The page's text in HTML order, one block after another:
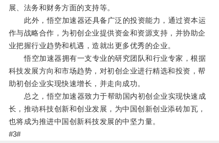
展、法务和财务方面的支持等。
此外，悟空加速器还具备广泛的投资能力，通过资本运
作与战略合作，为初创企业提供资金和资源支持，并协助企
业把握行业趋势和机遇，造就出更多优秀的企业。
悟空加速器拥有一支专业的研究团队和行业专家，根据
科技发展方向和市场趋势，对初创企业进行精选和投资，帮
助初创企业实现快速增长，并走向成功。
总之，悟空加速器致力于帮助国内初创企业实现快速成
长，推动科技创新和创业发展，为中国创新创业添砖加瓦，
也将成为推进中国创新科技发展的中坚力量。
#3#